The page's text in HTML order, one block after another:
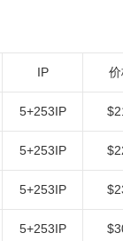
IP
5+253IP
5+253IP
5+253IP
5+253IP